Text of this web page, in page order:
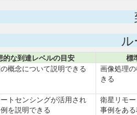
的な到達レベルの目安
標
概念について説明できる
画像処理
きる
トセンシングが活用され
を説明できる
衛星リモ
事例をあ